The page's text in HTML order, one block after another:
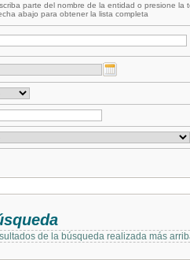
parte del nombre de la entidad o presione la
abajo para obtener la lista completa
de la búsqueda realizada más